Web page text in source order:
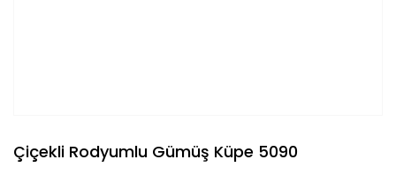
Çiçekli Rodyumlu Gümüş Küpe 5090